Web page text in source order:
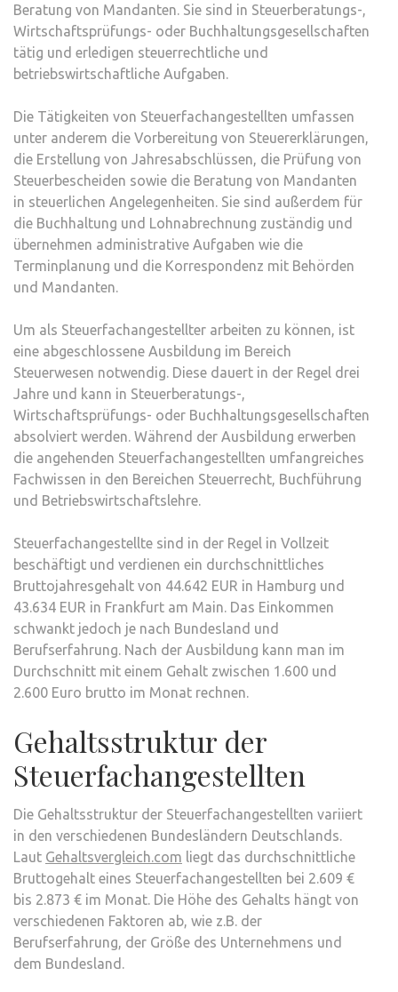
Beratung von Mandanten. Sie sind in Steuerberatungs-,
Wirtschaftsprüfungs- oder Buchhaltungsgesellschaften
tätig und erledigen steuerrechtliche und
betriebswirtschaftliche Aufgaben.
Die Tätigkeiten von Steuerfachangestellten umfassen
unter anderem die Vorbereitung von Steuererklärungen,
die Erstellung von Jahresabschlüssen, die Prüfung von
Steuerbescheiden sowie die Beratung von Mandanten
in steuerlichen Angelegenheiten. Sie sind außerdem für
die Buchhaltung und Lohnabrechnung zuständig und
übernehmen administrative Aufgaben wie die
Terminplanung und die Korrespondenz mit Behörden
und Mandanten.
Um als Steuerfachangestellter arbeiten zu können, ist
eine abgeschlossene Ausbildung im Bereich
Steuerwesen notwendig. Diese dauert in der Regel drei
Jahre und kann in Steuerberatungs-,
Wirtschaftsprüfungs- oder Buchhaltungsgesellschaften
absolviert werden. Während der Ausbildung erwerben
die angehenden Steuerfachangestellten umfangreiches
Fachwissen in den Bereichen Steuerrecht, Buchführung
und Betriebswirtschaftslehre.
Steuerfachangestellte sind in der Regel in Vollzeit
beschäftigt und verdienen ein durchschnittliches
Bruttojahresgehalt von 44.642 EUR in Hamburg und
43.634 EUR in Frankfurt am Main. Das Einkommen
schwankt jedoch je nach Bundesland und
Berufserfahrung. Nach der Ausbildung kann man im
Durchschnitt mit einem Gehalt zwischen 1.600 und
2.600 Euro brutto im Monat rechnen.
Gehaltsstruktur der
Steuerfachangestellten
Die Gehaltsstruktur der Steuerfachangestellten variiert
in den verschiedenen Bundesländern Deutschlands.
Laut Gehaltsvergleich.com liegt das durchschnittliche
Bruttogehalt eines Steuerfachangestellten bei 2.609 €
bis 2.873 € im Monat. Die Höhe des Gehalts hängt von
verschiedenen Faktoren ab, wie z.B. der
Berufserfahrung, der Größe des Unternehmens und
dem Bundesland.